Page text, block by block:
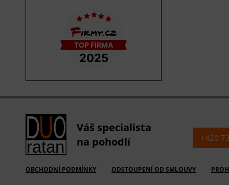
Váš specialista
na pohodlí
OBCHODNÍ PODMÍNKY ODSTOUPENÍ OD SMLOUVY
+420